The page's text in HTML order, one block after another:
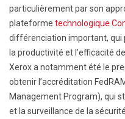
particulièrement par son
plateforme technologique
différenciation important, qui
la productivité et l’efficacité
Xerox a notamment été le
obtenir l’accréditation
Management Program), qui
et la surveillance de la